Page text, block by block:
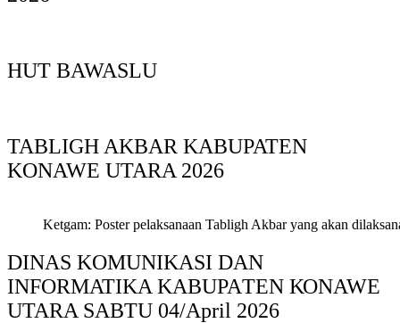
HUT BAWASLU
TABLIGH AKBAR KABUPATEN
KONAWE UTARA 2026
Ketgam: Poster pelaksanaan Tabligh Akbar yang akan
DINAS KOMUNIKASI DAN
INFORMATIKA KABUPAΤΕΝ ΚΟNAWE
UTARA SABTU 04/April 2026